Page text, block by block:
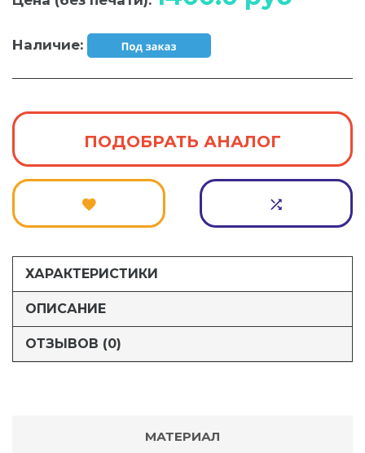
Наличие:
ПОДОБРАТЬ АНАЛОГ
ХАРАКТЕРИСТИКИ
ОПИСАНИЕ
ОТЗЫВОВ (0)
МАТЕРИАЛ